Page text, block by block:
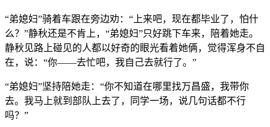
“弟媳妇”骑着车跟在旁边劝：“上来吧，现在都毕业了，怕什
么？”静秋还是不肯上，“弟媳妇”只好跳下车来，陪着她走。
静秋见路上碰见的人都以好奇的眼光看着她俩，觉得浑身不自
在，说：“你——去忙吧，我自己去就行了。”
“弟媳妇”坚持陪她走：“你不知道在哪里找万昌盛，我带你
去。我马上就到部队上去了，同学一场，说几句话都不行
吗？”